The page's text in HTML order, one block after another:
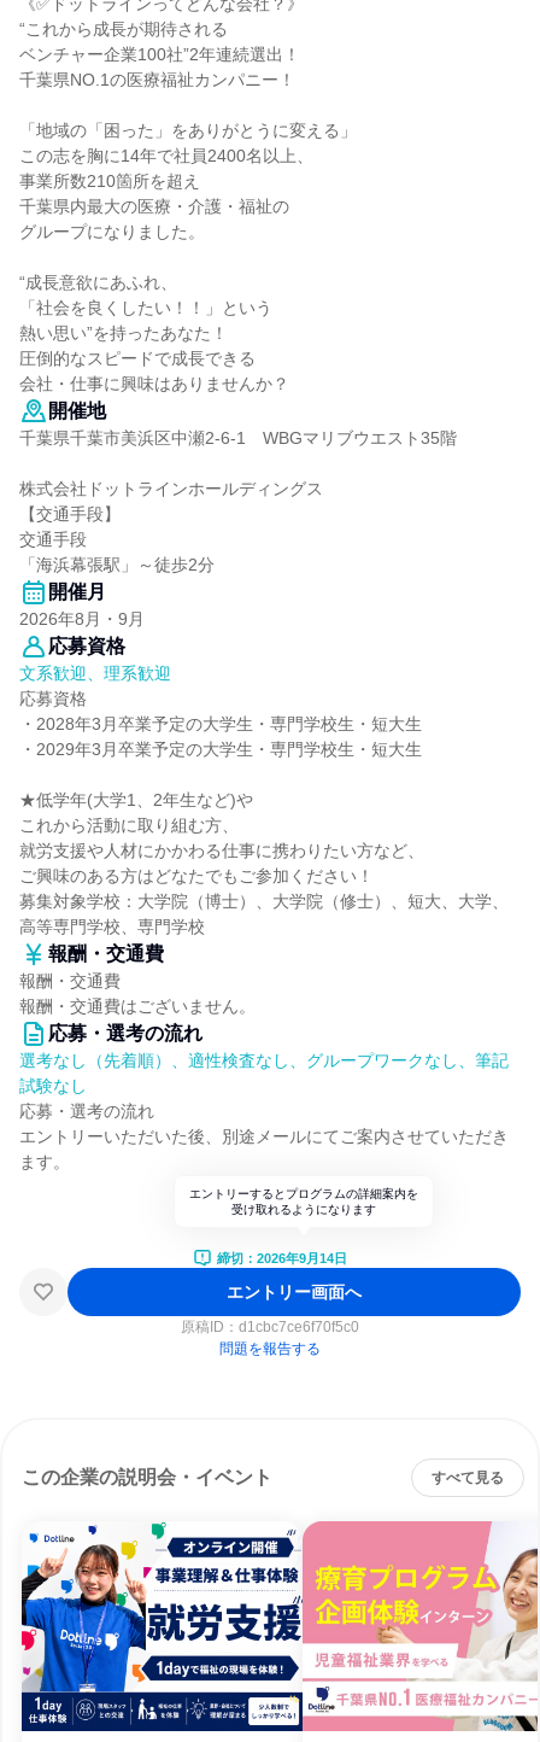
“これから成長が期待される
ベンチャー企業100社”2年連続選出！
千葉県NO.1の医療福祉カンパニー！
「地域の「困った」をありがとうに変える」
この志を胸に14年で社員2400名以上、
事業所数210箇所を超え
千葉県内最大の医療・介護・福祉の
グループになりました。
“成長意欲にあふれ、
「社会を良くしたい！！」という
熱い思い”を持ったあなた！
圧倒的なスピードで成長できる
会社・仕事に興味はありませんか？
開催地
千葉県千葉市美浜区中瀬2-6-1 WBGマリブウエスト35階
株式会社ドットラインホールディングス
【交通手段】
交通手段
「海浜幕張駅」～徒歩2分
開催月
2026年8月・9月
応募資格
文系歓迎、理系歓迎
応募資格
・2028年3月卒業予定の大学生・専門学校生・短大生
・2029年3月卒業予定の大学生・専門学校生・短大生
★低学年(大学1、2年生など)や
これから活動に取り組む方、
就労支援や人材にかかわる仕事に携わりたい方など、
ご興味のある方はどなたでもご参加ください！
募集対象学校：大学院（博士）、大学院（修士）、短大、大学、
高等専門学校、専門学校
報酬・交通費
報酬・交通費
報酬・交通費はございません。
応募・選考の流れ
選考なし（先着順）、適性検査なし、グループワークなし、筆記
試験なし
応募・選考の流れ
エントリーいただいた後、別途メールにてご案内させていただき
ます。
エントリーするとプログラムの詳細案内を
受け取れるようになります
締切：2026年9月14日
エントリー画面へ
原稿ID： d1cbc7ce6f70f5c0
問題を報告する
この企業の説明会・イベント すべて見る